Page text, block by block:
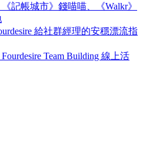
記帳城市》錢喵喵、《Walkr》
給社群經理的安穩漂流指
Team Building 線上活